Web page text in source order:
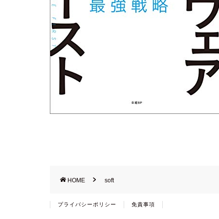
HOME soft
プライバシーポリシー 免責事項